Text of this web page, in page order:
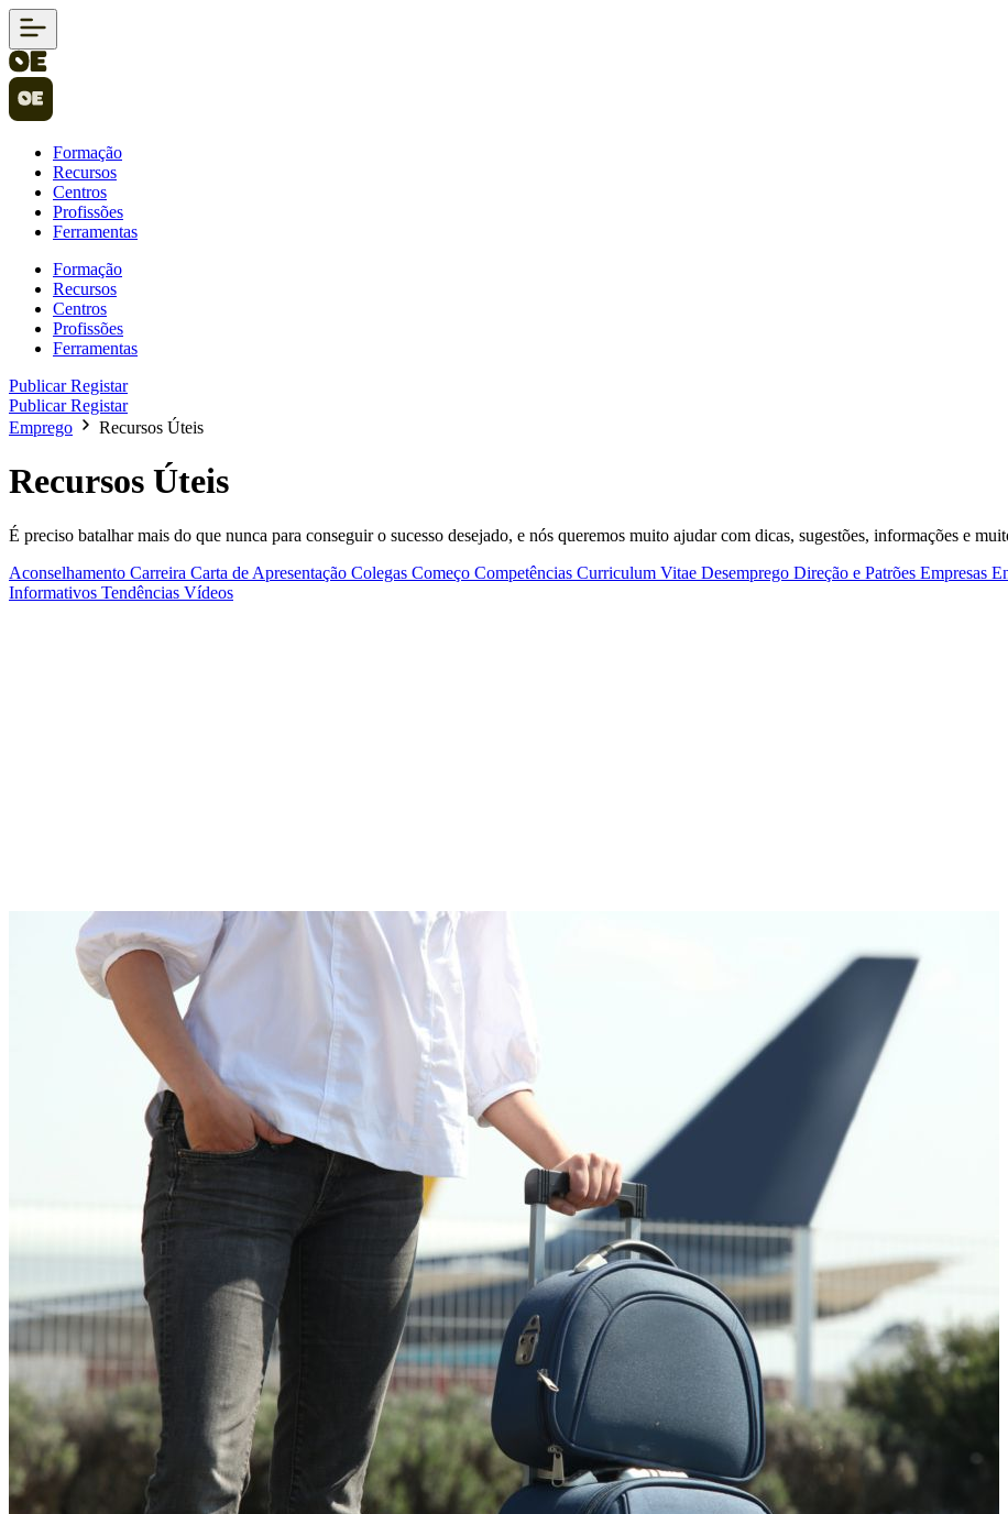
Formação
Recursos
Centros
Profissões
Ferramentas
Formação
Recursos
Centros
Profissões
Ferramentas
PublicarRegistar
PublicarRegistar
Emprego
Recursos Úteis
Recursos Úteis
É preciso batalhar mais do que nunca para conseguir o sucesso desejado, e nós queremos muito ajudar com dicas, sugestões, informações e
Aconselhamento Carreira Carta de Apresentação Colegas Começo Competências Curriculum Vitae Desemprego Direção e Patrões Empresas
Informativos Tendências Vídeos